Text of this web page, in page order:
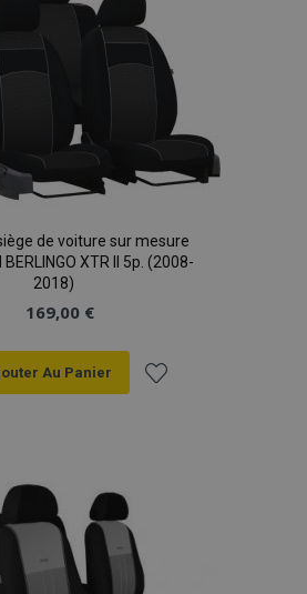
d'achats
de voiture sur mesure
BERLINGO XTR II 5p. (2008-
2018)
169,00 €
Au Panier
d'achats